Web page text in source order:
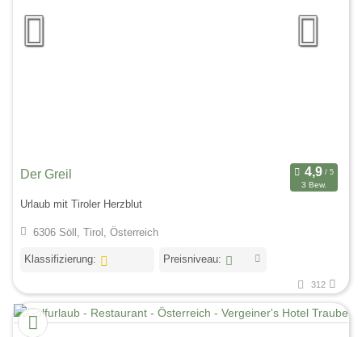
Der Greil
3 Bew.
Urlaub mit Tiroler Herzblut
6306 Söll, Tirol, Österreich
Klassifizierung: Preisniveau:
312